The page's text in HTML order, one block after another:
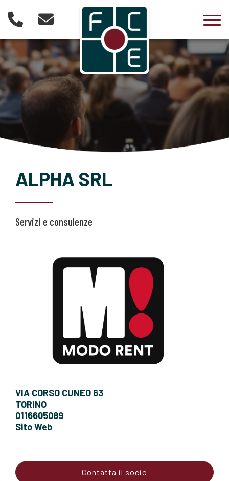
ALPHA SRL
Servizi e consulenze
VIA CORSO CUNEO 63
TORINO
0116605089
Sito Web
Contatta il socio